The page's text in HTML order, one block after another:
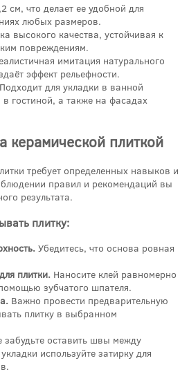
см, что делает ее удобной для
любых размеров.
высокого качества, устойчивая к
повреждениям.
имитация натурального
эффект рельефности.
Подходит для укладки в ванной
в гостиной, а также на фасадах
керамической плиткой
требует определенных навыков и
правил и рекомендаций вы
результата.
плитку:
Убедитесь, что основа ровная
плитки. Наносите клей равномерно
зубчатого шпателя.
Важно провести предварительную
плитку в выбранном
забудьте оставить швы между
используйте затирку для